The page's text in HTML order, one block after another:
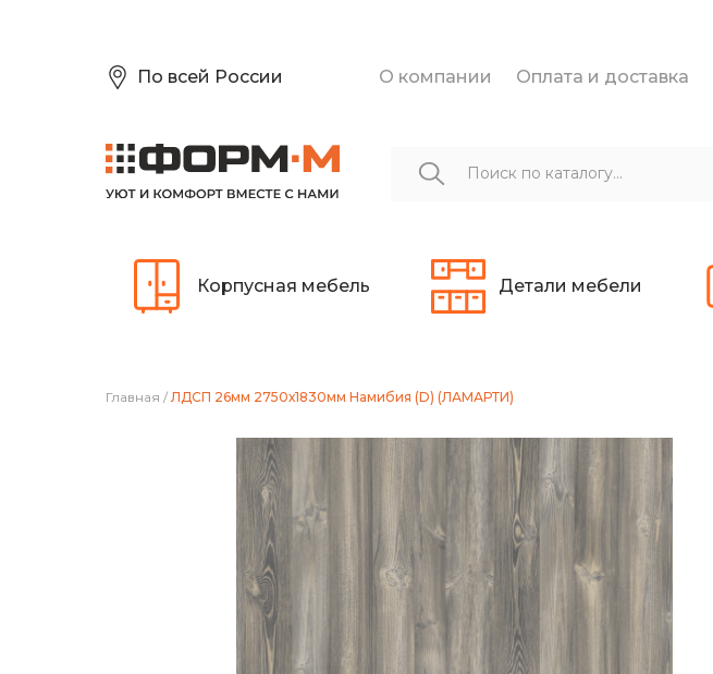
По всей России О компании Оплата и доставка
Корпусная мебель Детали мебели
Главная / ЛДСП 26мм 2750х1830мм Намибия (D) (ЛАМАРТИ)